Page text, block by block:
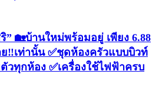
🏡บ้านใหม่พร้อมอยู่ เพียง 6.88
‼️เท่านั้น ✅ชุดห้องครัวแบบบิวท์
วทุกห้อง ✅เครื่องใช้ไฟฟ้าครบ